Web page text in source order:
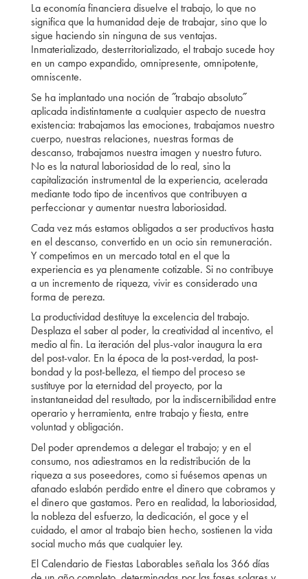
La economía financiera disuelve el trabajo, lo que no
significa que la humanidad deje de trabajar, sino que lo
sigue haciendo sin ninguna de sus ventajas.
Inmaterializado, desterritorializado, el trabajo sucede hoy
en un campo expandido, omnipresente, omnipotente,
omniscente.
Se ha implantado una noción de ˝trabajo absoluto˝
aplicada indistintamente a cualquier aspecto de nuestra
existencia: trabajamos las emociones, trabajamos nuestro
cuerpo, nuestras relaciones, nuestras formas de
descanso, trabajamos nuestra imagen y nuestro futuro.
No es la natural laboriosidad de lo real, sino la
capitalización instrumental de la experiencia, acelerada
mediante todo tipo de incentivos que contribuyen a
perfeccionar y aumentar nuestra laboriosidad.
Cada vez más estamos obligados a ser productivos hasta
en el descanso, convertido en un ocio sin remuneración.
Y competimos en un mercado total en el que la
experiencia es ya plenamente cotizable. Si no contribuye
a un incremento de riqueza, vivir es considerado una
forma de pereza.
La productividad destituye la excelencia del trabajo.
Desplaza el saber al poder, la creatividad al incentivo, el
medio al fin. La iteración del plus-valor inaugura la era
del post-valor. En la época de la post-verdad, la post-
bondad y la post-belleza, el tiempo del proceso se
sustituye por la eternidad del proyecto, por la
instantaneidad del resultado, por la indiscernibilidad entre
operario y herramienta, entre trabajo y fiesta, entre
voluntad y obligación.
Del poder aprendemos a delegar el trabajo; y en el
consumo, nos adiestramos en la redistribución de la
riqueza a sus poseedores, como si fuésemos apenas un
afanado eslabón perdido entre el dinero que cobramos y
el dinero que gastamos. Pero en realidad, la laboriosidad,
la nobleza del esfuerzo, la dedicación, el goce y el
cuidado, el amor al trabajo bien hecho, sostienen la vida
social mucho más que cualquier ley.
El Calendario de Fiestas Laborables señala los 366 días